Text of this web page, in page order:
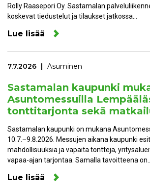
Rolly Raasepori Oy. Sastamalan
koskevat tiedustelut ja tilaukset jatkossa…
Lue lisää
7.7.2026 Asuminen
Sastamalan kaupunki
Asuntomessuilla
tonttitarjonta sekä
Sastamalan kaupunki on mukana
10.7.–9.8.2026. Messujen aikana kaupunki
mahdollisuuksia ja vapaita tontteja,
vapaa-ajan tarjontaa. Samalla tavoitteena on…
Lue lisää